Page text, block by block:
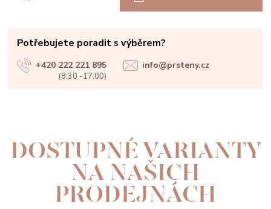
Potřebujete poradit s výběrem?
+420 222 221 895
(8:30 -17:00)
info@prsteny.cz
DOSTUPNÉ VARIANTY
NA NAŠICH
PRODEJNÁCH